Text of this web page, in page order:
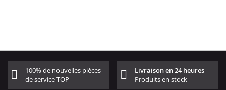
100% de nouvelles pièces
de service TOP
Livraison en 24 heures
Produits en stock